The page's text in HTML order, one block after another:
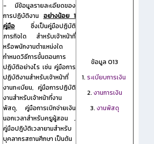
- มีข้อมูลรายละเอียดของ
การปฏิบัติงาน อย่างน้อย 1
คู่มือ ซึ่งเป็นคู่มือปฏิบัติ
ภารกิจใด สำหรับเจ้าหน้าที่
หรือพนักงานตำแหน่งใด
กำหนดวิธีการขั้นตอนการ
ปฏิบัติอย่างไร เช่น คู่มือการ
ปฏิบัติงานสำหรับเจ้าหน้าที่
งานทะเบียน, คู่มือการปฏิบัติ
งานสำหรับเจ้าหน้าที่งาน
พัสดุ, คู่มือการเบิกจ่ายเงิน
นอกเวลาสำหรับครูผู้สอน ,
คู่มือปฎิบัติเวลายามสำหรับ
บุคลากรสถานศึกษา เป็นต้น
ข้อมูล O13
1. ระเบียบการเงิน
2. งานการเงิน
3. งานพัสดุ